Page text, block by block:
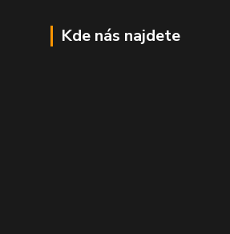
Kde nás najdete